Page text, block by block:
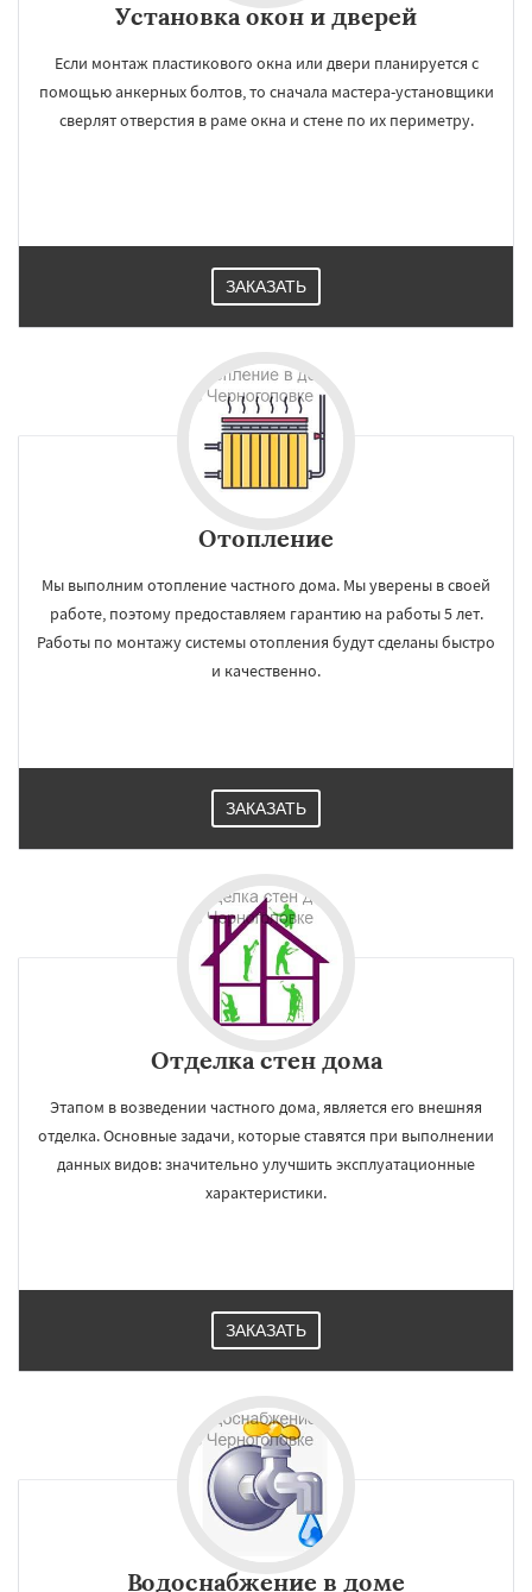
Установка окон и дверей
Если монтаж пластикового окна или двери планируется с
помощью анкерных болтов, то сначала мастера-установщики
сверлят отверстия в раме окна и стене по их периметру.
ЗАКАЗАТЬ
Отопление
Мы выполним отопление частного дома. Мы уверены в своей
работе, поэтому предоставляем гарантию на работы 5 лет.
Работы по монтажу системы отопления будут сделаны быстро
и качественно.
ЗАКАЗАТЬ
Отделка стен дома
Этапом в возведении частного дома, является его внешняя
отделка. Основные задачи, которые ставятся при выполнении
данных видов: значительно улучшить эксплуатационные
характеристики.
ЗАКАЗАТЬ
Водоснабжение в доме